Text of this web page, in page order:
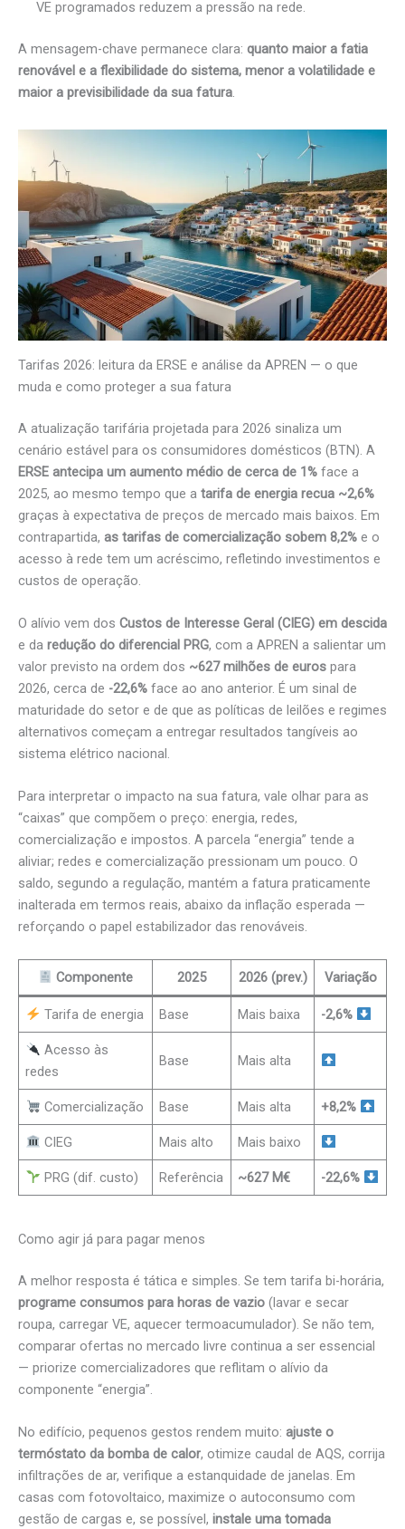
VE programados reduzem a pressão na rede.
A mensagem-chave permanece clara: quanto maior a fatia
renovável e a flexibilidade do sistema, menor a volatilidade e
maior a previsibilidade da sua fatura.
Tarifas 2026: leitura da ERSE e análise da APREN — o que
muda e como proteger a sua fatura
A atualização tarifária projetada para 2026 sinaliza um
cenário estável para os consumidores domésticos (BTN). A
ERSE antecipa um aumento médio de cerca de 1% face a
2025, ao mesmo tempo que a tarifa de energia recua ~2,6%
graças à expectativa de preços de mercado mais baixos. Em
contrapartida, as tarifas de comercialização sobem 8,2% e o
acesso à rede tem um acréscimo, refletindo investimentos e
custos de operação.
O alívio vem dos Custos de Interesse Geral (CIEG) em descida
e da redução do diferencial PRG, com a APREN a salientar um
valor previsto na ordem dos ~627 milhões de euros para
2026, cerca de -22,6% face ao ano anterior. É um sinal de
maturidade do setor e de que as políticas de leilões e regimes
alternativos começam a entregar resultados tangíveis ao
sistema elétrico nacional.
Para interpretar o impacto na sua fatura, vale olhar para as
“caixas” que compõem o preço: energia, redes,
comercialização e impostos. A parcela “energia” tende a
aliviar; redes e comercialização pressionam um pouco. O
saldo, segundo a regulação, mantém a fatura praticamente
inalterada em termos reais, abaixo da inflação esperada —
reforçando o papel estabilizador das renováveis.
Componente 2025 2026 (prev.) Variação
Tarifa de energia Base Mais baixa -2,6%
Acesso às
redes
Base Mais alta
Comercialização Base Mais alta +8,2%
CIEG Mais alto Mais baixo
PRG (dif. custo) Referência ~627 M€ -22,6%
Como agir já para pagar menos
A melhor resposta é tática e simples. Se tem tarifa bi-horária,
programe consumos para horas de vazio (lavar e secar
roupa, carregar VE, aquecer termoacumulador). Se não tem,
comparar ofertas no mercado livre continua a ser essencial
— priorize comercializadores que reflitam o alívio da
componente “energia”.
No edifício, pequenos gestos rendem muito: ajuste o
termóstato da bomba de calor, otimize caudal de AQS, corrija
infiltrações de ar, verifique a estanquidade de janelas. Em
casas com fotovoltaico, maximize o autoconsumo com
gestão de cargas e, se possível, instale uma tomada